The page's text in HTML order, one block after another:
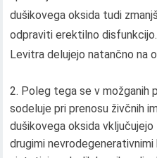
dušikovega oksida tudi
odpraviti erektilno
Levitra delujejo natančno na
Poleg tega se v možganih
sodeluje pri prenosu živčnih
dušikovega oksida
drugimi